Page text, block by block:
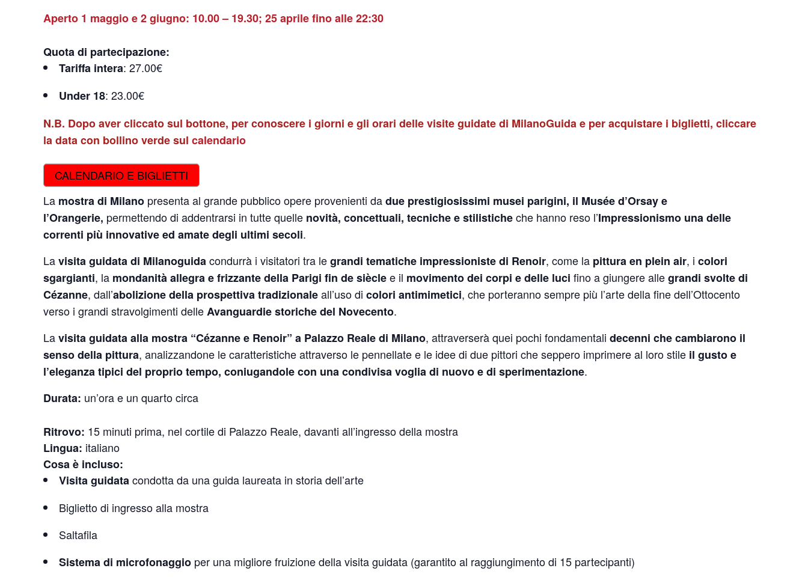
Aperto 1 maggio e 2 giugno: 10.00 – 19.30; 25 aprile fino alle 22:30
Quota di partecipazione:
Tariffa intera: 27.00€
Under 18: 23.00€
N.B. Dopo aver cliccato sul bottone, per conoscere i giorni e gli orari delle visite guidate di MilanoGuida e per acquistare i biglietti, cliccare
la data con bollino verde sul calendario
CALENDARIO E BIGLIETTI
La mostra di Milano presenta al grande pubblico opere provenienti dadue prestigiosissimi musei parigini, il Musée d’Orsay e
l’Orangerie, permettendo di addentrarsi in tutte quelle novità, concettuali, tecniche e stilisticheche hanno reso l’Impressionismo una delle
correnti più innovative ed amate degli ultimi secoli.
Lavisita guidata di Milanoguidacondurrà i visitatori tra legrandi tematiche impressioniste di Renoir, come la pittura en plein air, i colori
sgargianti, la mondanità allegra e frizzante della Parigi fin de sièclee il movimento dei corpi e delle luci fino a giungere allegrandi svolte di
Cézanne, dall’abolizione della prospettiva tradizionaleall’uso di colori antimimetici, che porteranno sempre più l’arte della fine dell’Ottocento
verso i grandi stravolgimenti delleAvanguardie storiche del Novecento.
Lavisita guidata alla mostra “Cézanne e Renoir” a Palazzo Reale di Milano, attraverserà quei pochi fondamentali decenni che cambiarono il
senso della pittura, analizzandone le caratteristiche attraverso le pennellate e le idee di due pittori che seppero imprimere al loro stile il gusto e
l’eleganza tipici del proprio tempo, coniugandole con una condivisa voglia di nuovo e di sperimentazione.
Durata: un’ora e un quarto circa
Ritrovo: 15 minuti prima, nel cortile di Palazzo Reale, davanti all’ingresso della mostra
Lingua: italiano
Cosa è incluso:
Visita guidatacondotta da una guida laureata in storia dell’arte
Biglietto di ingresso alla mostra
Saltafila
Sistema di microfonaggio per una migliore fruizione della visita guidata (garantito al raggiungimento di 15 partecipanti)